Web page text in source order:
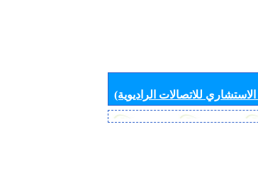
للاتصالات الراديوية)